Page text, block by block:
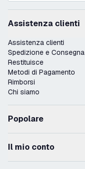
Assistenza clienti
Assistenza clienti
Spedizione e Consegna
Restituisce
Metodi di Pagamento
Rimborsi
Chi siamo
Popolare
Il mio conto